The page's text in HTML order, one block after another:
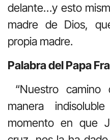
delante…y esto
madre de Dios,
propia madre.
Palabra del Papa
“Nuestro
manera
momento en que